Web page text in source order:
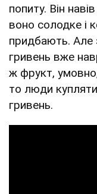
попиту. Він
воно солодке і
придбають. Але
гривень вже
ж фрукт,
то люди
гривень.